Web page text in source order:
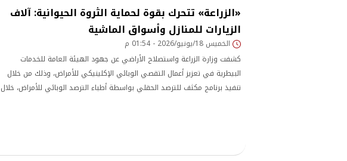
«الزراعة» تتحرك بقوة لحماية الثروة الحيوانية: آلاف
الزيارات للمنازل وأسواق الماشية
الخميس 18/يونيو/2026 - 01:54 م
كشفت وزارة الزراعة واستصلاح الأراضي عن جهود الهيئة العامة للخدمات
البيطرية في تعزيز أعمال التقصي الوبائي الإكلينيكي للأمراض، وذلك من خلال
تنفيذ برنامج مكثف للترصد الحقلي بواسطة أطباء الترصد الوبائي للأمراض، خلال